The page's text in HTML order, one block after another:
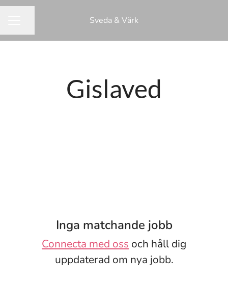
Sveda & Värk
Gislaved
Inga matchande jobb
Connecta med oss och håll dig
uppdaterad om nya jobb.